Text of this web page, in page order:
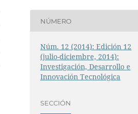
NÚMERO
Núm. 12 (2014): Edición 12
(julio-diciembre, 2014):
Investigación, Desarrollo e
Innovación Tecnológica
SECCIÓN